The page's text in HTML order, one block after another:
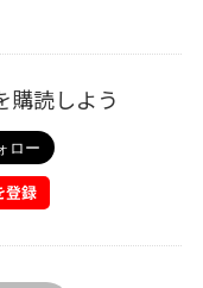
購読しよう